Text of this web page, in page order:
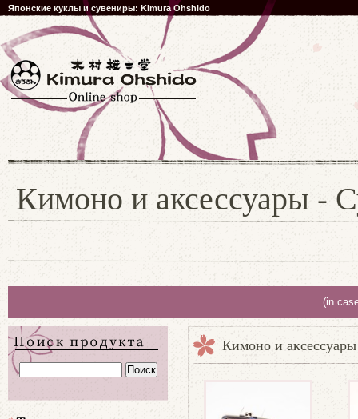
Японские куклы и сувениры: Kimura Ohshido
Кимоно и аксессуары -
(in
Кимоно и